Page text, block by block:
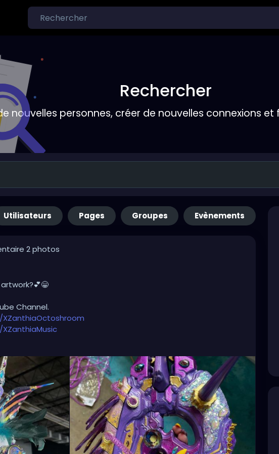
Rechercher
nouvelles personnes, créer de nouvelles connexions
Utilisateurs Pages Groupes Evènements
2 photos
Channel.
media account.
much!🌸💕😁💜☺️⭐️
#tattooedandfit #tattooedpinup
#tattooedandsexy#tattooedmoms
#tattooedyogi#tattooedgirlsdoitbetter